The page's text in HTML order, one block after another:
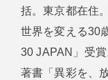
括。東京都在住
世界を変える30
30 JAPAN」受賞
著書「異彩を、